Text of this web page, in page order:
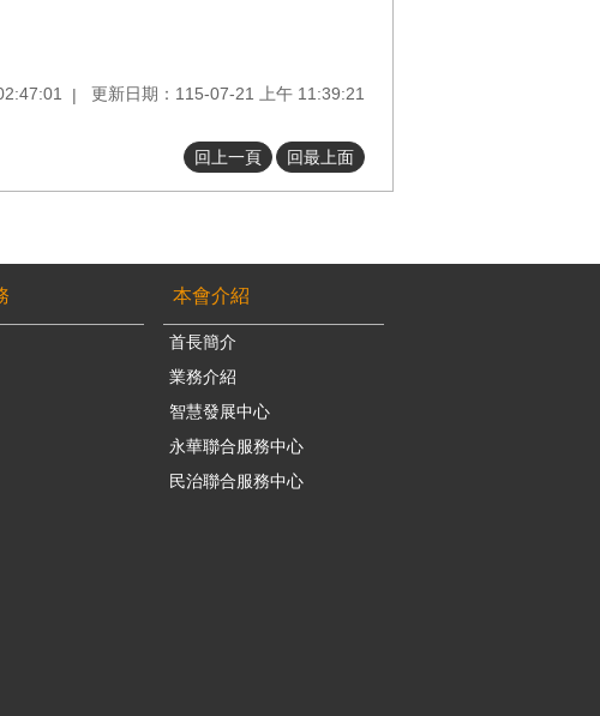
更新日期：115-07-21 上午 11:39:21
回上一頁 回最上面
本會介紹
首長簡介
業務介紹
智慧發展中心
永華聯合服務中心
民治聯合服務中心